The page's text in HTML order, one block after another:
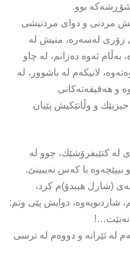
بوو.
مردنی و دوای مردنیشی
زۆری لەسەرە، منیش لە
بەڵام ئەوە دەزانم، لە چاو
لانیكەم لە باشوور، لە
و هەقیقەتەكانی
و وڵاتێكیش پێیان
لە كتێبفرۆشێك، چوو لە
با كەس نەیبینێ.
(شارل هیبدۆ)م كرد،
شاردبویەوە، دوایش پێی وتم:
نەبێت…!
لە ئێرانە و دووەم لە ترسی